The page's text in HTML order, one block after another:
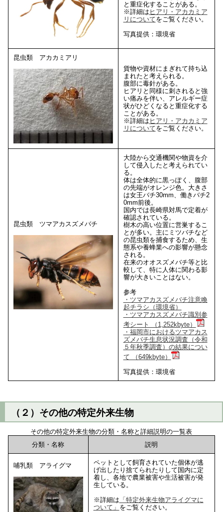
と重症化することがある。
※詳細は ヒアリ・アカカミア
リについてをご覧ください。
写真提供：環境省
昆虫類 アカカミアリ
貨物や資材にまぎれて持ち込
まれたと考えられる。
腹部に毒針がある。
ヒアリと同様に刺されると強
い痛みを伴い、アレルギー症
状がひどくなると重症化する
ことがある。
※詳細は ヒアリ・アカカミア
リについてをご覧ください。
昆虫類 ツマアカスズメバチ
大陸から交通機関や物資を介
して侵入したと考えられてい
る。
体は全体的に黒っぽく、腹部
の先端がオレンジ色。大きさ
は女王バチ30mm、働きバチ2
0mm前後。
国内では長崎県対馬で定着が
確認されている。
樹木の高い位置に営巣するこ
とが多い。主にミツバチなど
の昆虫類を捕食するため、生
態系や養蜂業への影響が懸念
される。
在来のオオスズメバチ等と比
較して、特に人体に関わる影
響が大きいことはない。
参考
・ツマアカスズメバチ注意喚
起チラシ（環境省）
・ツマアカスズメバチ識別参
考シート （1,252kbyte）
・福岡市におけるツマアカス
ズメバチ生息状況調査（令和
５年秋季調査）の結果につい
て （649kbyte）
写真提供：環境省
（２）その他の特定外来生物
その他の特定外来生物の分類・名称と詳細説明の一覧表
分類・名称
説明
哺乳類 アライグマ
ペットとして飼育されていた個体が逃
げ出したり捨てられたりして国内に定
着し、各地で農業被害や生活被害が発
生している。
※詳細は 「特定外来生物アライグマに
ついて」 をご覧ください。